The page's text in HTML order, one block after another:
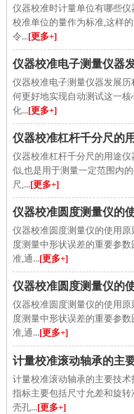
仪器校准时计量单位有哪些
校准单位的量作为标准,这样
令...[更多+]
仪器校准电子测量仪器
仪器校准电子测量仪器发展
何更好地实现自动测试这一
化...[更多+]
仪器校准杠杆千分尺的
仪器校准杠杆千分尺的用途
似,也是用于测量一定范围内
尺,...[更多+]
仪器校准圆度测量仪的
仪器校准圆度测量仪的使用
度测量中形状误差的重要参
准,通...[更多+]
仪器校准圆度测量仪的
仪器校准圆度测量仪的使用
度测量中形状误差的重要参
准,通...[更多+]
计量校准滚动轴承的主
计量校准滚动轴承的主要技
指标主要包括尺寸允差和旋
壳孔...[更多+]